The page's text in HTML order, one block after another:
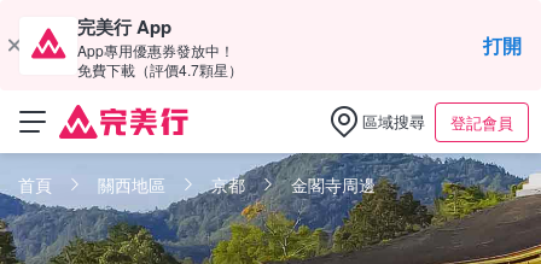
完美行 App
App專用優惠券發放中！
免費下載（評價4.7顆星）
打開
區域搜尋 登記會員
首頁 關西地區 京都 金閣寺周邊